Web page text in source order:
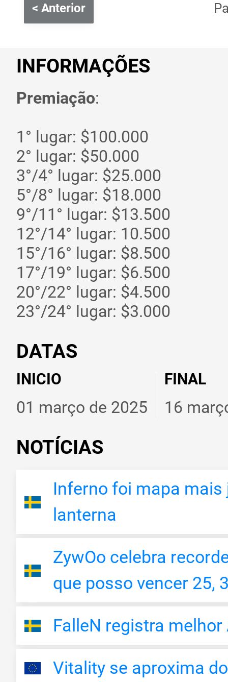
< Anterior
INFORMAÇÕES
Premiação:
1° lugar: $100.000
2° lugar: $50.000
3°/4° lugar: $25.000
5°/8° lugar: $18.000
9°/11° lugar: $13.500
12°/14° lugar: 10.500
15°/16° lugar: $8.500
17°/19° lugar: $6.500
20°/22° lugar: $4.500
23°/24° lugar: $3.000
DATAS
INICIO
01 março de 2025
FINAL
16
NOTÍCIAS
Inferno foi mapa mais
lanterna
ZywOo celebra
que posso vencer 25,
FalleN registra melhor
Vitality se aproxima